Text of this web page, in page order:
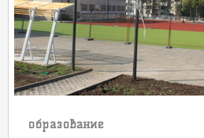
образование